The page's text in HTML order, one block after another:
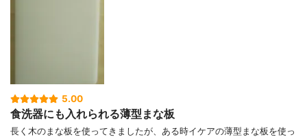
5.00
食洗器にも入れられる薄型まな板
長く木のまな板を使ってきましたが、ある時イケアの薄型まな板を使っ